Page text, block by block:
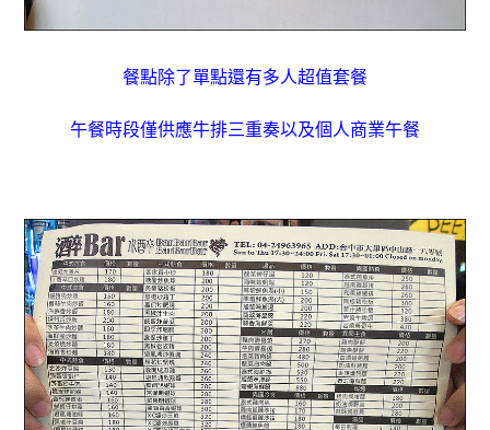
餐點除了單點還有多人超值套餐
午餐時段僅供應牛排三重奏以及個人商業午餐